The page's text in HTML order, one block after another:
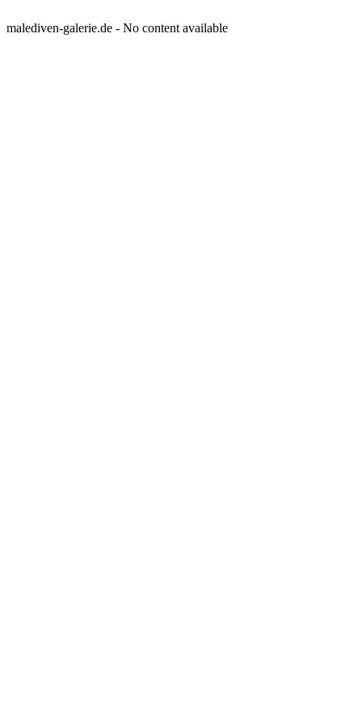
malediven-galerie.de - No content available